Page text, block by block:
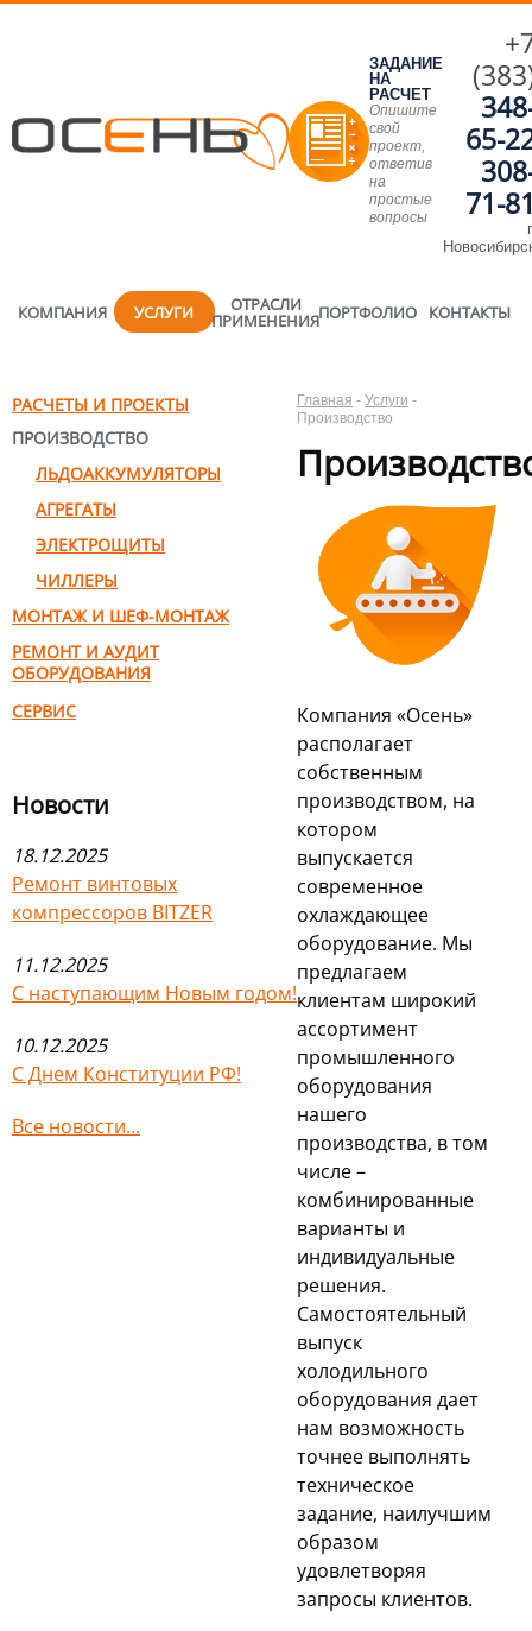
ЗАДАНИЕ
НА
РАСЧЕТ
Опишите
свой
проект,
ответив
на
простые
вопросы
65-
71-
КОМПАНИЯ УСЛУГИ ОТРАСЛИ
ПРИМЕНЕНИЯПОРТФОЛИО КОНТАКТЫ
РАСЧЕТЫ И ПРОЕКТЫ
ПРОИЗВОДСТВО
ЛЬДОАККУМУЛЯТОРЫ
АГРЕГАТЫ
ЭЛЕКТРОЩИТЫ
ЧИЛЛЕРЫ
МОНТАЖ И ШЕФ-МОНТАЖ
РЕМОНТ И АУДИТ
ОБОРУДОВАНИЯ
СЕРВИС
Новости
18.12.2025
Ремонт винтовых
компрессоров BITZER
11.12.2025
С наступающим Новым годом!
10.12.2025
С Днем Конституции РФ!
Все новости...
Главная - Услуги -
Производство
Компания «Осень»
располагает
собственным
производством, на
котором
выпускается
современное
охлаждающее
оборудование. Мы
предлагаем
клиентам широкий
ассортимент
промышленного
оборудования
нашего
производства, в том
числе –
комбинированные
варианты и
индивидуальные
решения.
Самостоятельный
выпуск
холодильного
оборудования дает
нам возможность
точнее выполнять
техническое
задание, наилучшим
образом
удовлетворяя
запросы клиентов.